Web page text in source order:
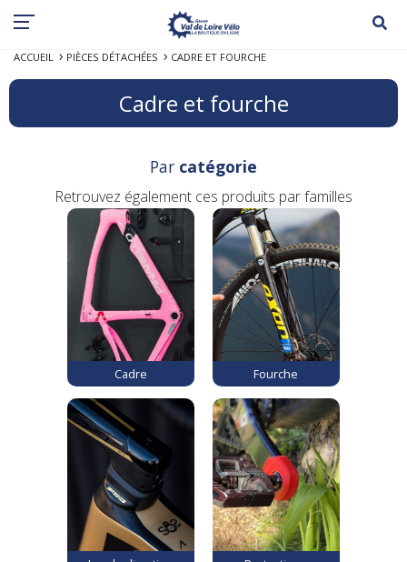
ACCUEIL PIÈCES DÉTACHÉES CADRE ET FOURCHE
Cadre et fourche
Par catégorie
Retrouvez également ces produits par familles
Cadre Fourche